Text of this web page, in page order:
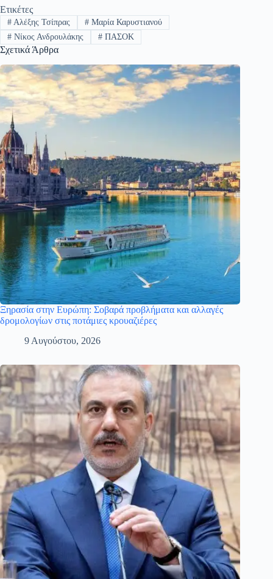
Ετικέτες
#Αλέξης Τσίπρας #Μαρία Καρυστιανού
#Νίκος Ανδρουλάκης #ΠΑΣΟΚ
Σχετικά Άρθρα
Ξηρασία στην Ευρώπη: Σοβαρά προβλήματα και αλλαγές
δρομολογίων στις ποτάμιες κρουαζιέρες
9 Αυγούστου, 2026